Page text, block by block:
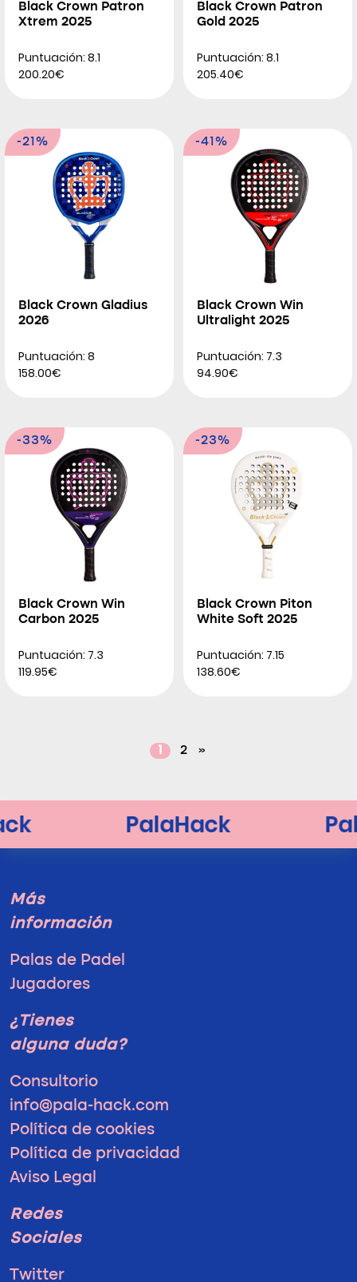
Black Crown Patron
Xtrem 2025
Puntuación: 8.1
200.20€
Black Crown Patron
Gold 2025
Puntuación: 8.1
205.40€
-21%
Black Crown Gladius
2026
Puntuación: 8
158.00€
-41%
Black Crown Win
Ultralight 2025
Puntuación: 7.3
94.90€
-33%
Black Crown Win
Carbon 2025
Puntuación: 7.3
119.95€
-23%
Black Crown Piton
White Soft 2025
Puntuación: 7.15
138.60€
1 2 »
Más
información
Palas de Padel
Jugadores
¿Tienes
alguna duda?
Consultorio
info@pala-hack.com
Política de cookies
Política de privacidad
Aviso Legal
Redes
Sociales
Twitter